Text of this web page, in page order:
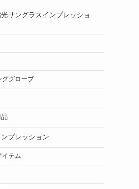
サングラスインプレッショ
ググローブ
プレッション
イテム